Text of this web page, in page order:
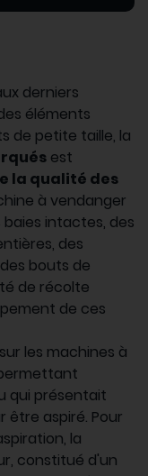
derniers
éléments
de petite taille, la
est
la qualité des
à vendanger
intactes, des
des
bouts de
de récolte
de ces
les machines à
qui présentait
être aspiré. Pour
la
constitué d'un